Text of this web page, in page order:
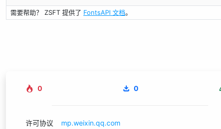
需要帮助？ ZSFT 提供了 FontsAPI 文档。
0 0
许可协议 mp.weixin.qq.com